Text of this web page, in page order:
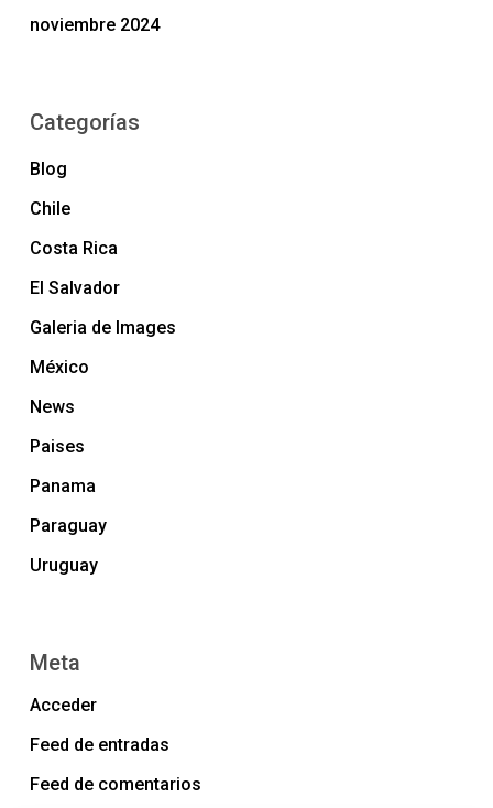
noviembre 2024
Categorías
Blog
Chile
Costa Rica
El Salvador
Galeria de Images
México
News
Paises
Panama
Paraguay
Uruguay
Meta
Acceder
Feed de entradas
Feed de comentarios